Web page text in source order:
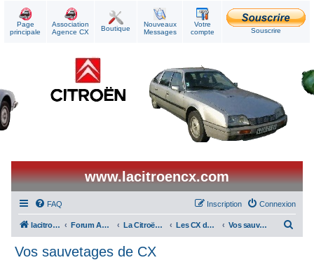
Page
principale
Association
Agence CX
Boutique
Nouveaux
Messages
Votre
compte
Souscrire
www.lacitroencx.com
FAQ Connexion
Inscription
lacitroencx Forum Agence CX La Citroën CX au quotidien Les CX des membres Vos sauvetages de CX
Vos sauvetages de CX